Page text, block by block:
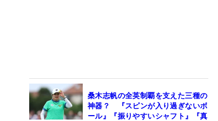
桑木志帆の全英制覇を支えた三種の
神器？ 『スピンが入り過ぎないボ
ール』『振りやすいシャフト』『真